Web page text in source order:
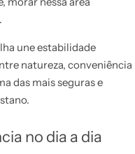
une estabilidade
natureza, conveniência
das mais seguras e
no dia a dia